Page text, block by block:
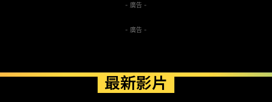
- 廣告 -
- 廣告 -
最新影片